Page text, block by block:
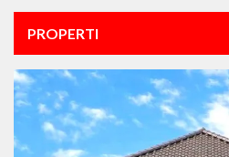
PROPERTI